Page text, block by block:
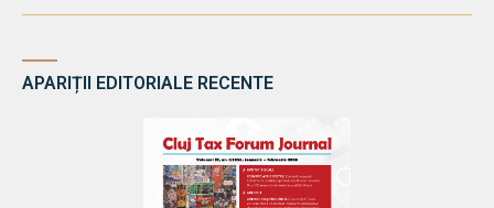
APARIȚII EDITORIALE RECENTE